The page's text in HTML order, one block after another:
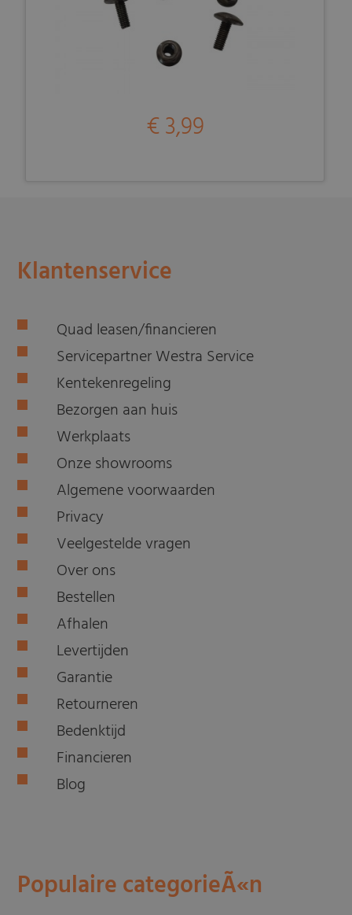
€ 3,99
Klantenservice
Quad leasen/financieren
Servicepartner Westra Service
Kentekenregeling
Bezorgen aan huis
Werkplaats
Onze showrooms
Algemene voorwaarden
Privacy
Veelgestelde vragen
Over ons
Bestellen
Afhalen
Levertijden
Garantie
Retourneren
Bedenktijd
Financieren
Blog
Populaire categorieÃ«n